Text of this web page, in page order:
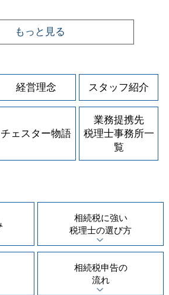
もっと見る
経営理念 スタッフ紹介
チェスター物語
業務提携先
税理士事務所一
覧
相続税に強い
税理士の選び方
相続税申告の
流れ